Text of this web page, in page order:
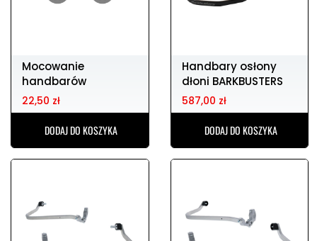
Mocowanie
handbarów
22,50 zł
DODAJ DO KOSZYKA
Handbary osłony
dłoni BARKBUSTERS
blg-016-00-np
587,00 zł
DODAJ DO KOSZYKA